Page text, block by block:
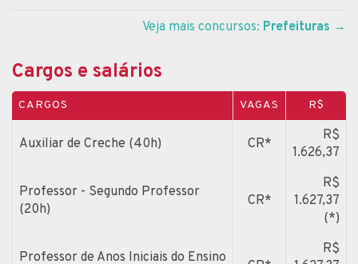
Veja mais concursos: Prefeituras →
Cargos e salários
CARGOS VAGAS R$
Auxiliar de Creche (40h) CR*
R$
1.626,37
Professor - Segundo Professor
(20h)
CR*
R$
1.627,37
(*)
Professor de Anos Iniciais do Ensino
R$